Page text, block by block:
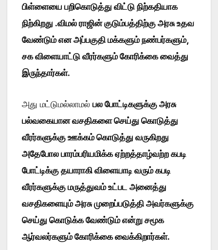
பிள்ளையை பறிகொடுத்து விட்டு நிற்கதியாக
நிற்கிறது .விமல் ராஜின் குடும்பத்திற்கு அரசு உதவ
வேண்டும் என அப்பகுதி மக்களும் நண்பர்களும்,
சக விளையாட்டு வீரர்களும் கோரிக்கை வைத்து
இருந்தார்கள்.
அது மட்டுமல்லாமல் பல போட்டிகளுக்கு அரசு
பல்வகையான வசதிகளை செய்து கொடுத்து
வீரர்களுக்கு ஊக்கம் கொடுத்து வருகிறது
அதேபோல பாரம்பரியமிக்க ஏற்றத்தாழ்வற்ற கபடி
போட்டிக்கு தயாராகி விளையாடி வரும் கபடி
வீரர்களுக்கு மருத்துவம் உட்பட அனைத்து
வசதிகளையும் அரசு முறைப்படுத்தி அவர்களுக்கு
செய்து கொடுக்க வேண்டும் என்று சமூக
ஆர்வலர்களும் கோரிக்கை வைக்கிறார்கள்.